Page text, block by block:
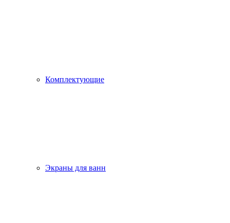
Комплектующие
Экраны для ванн